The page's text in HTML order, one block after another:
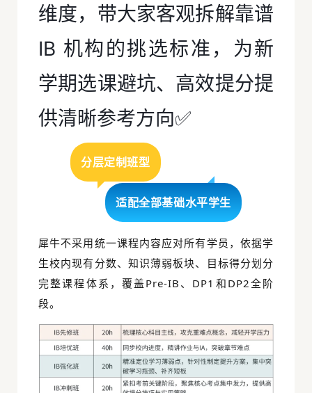
维度，带大家客观拆解靠谱
IB 机构的挑选标准，为新
学期选课避坑、高效提分提
供清晰参考方向✅
分层定制班型
适配全部基础水平学生
犀牛不采用统一课程内容应对所有学员，依据学
生校内现有分数、知识薄弱板块、目标得分划分
完整课程体系，覆盖Pre-IB、DP1和 DP2全阶
段。